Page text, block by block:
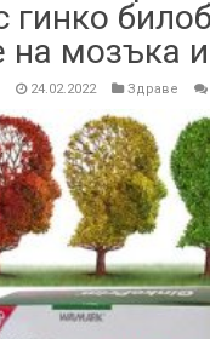
гинко
на мозъка
24.02.2022 Здраве